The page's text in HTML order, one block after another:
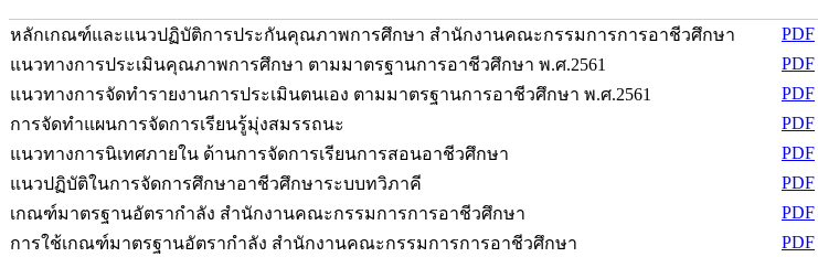
หลักเกณฑ์และแนวปฏิบัติการประกันคุณภาพการศึกษา สำนักงานคณะกรรมการการอาชีวศึกษา PDF
แนวทางการประเมินคุณภาพการศึกษา ตามมาตรฐานการอาชีวศึกษา พ.ศ.2561
PDF
แนวทางการจัดทำรายงานการประเมินตนเอง ตามมาตรฐานการอาชีวศึกษา พ.ศ.2561
PDF
การจัดทำแผนการจัดการเรียนรู้มุ่งสมรรถนะ
PDF
แนวทางการนิเทศภายใน ด้านการจัดการเรียนการสอนอาชีวศึกษา
PDF
แนวปฏิบัติในการจัดการศึกษาอาชีวศึกษาระบบทวิภาคี
PDF
เกณฑ์มาตรฐานอัตรากำลัง สำนักงานคณะกรรมการการอาชีวศึกษา
PDF
การใช้เกณฑ์มาตรฐานอัตรากำลัง สำนักงานคณะกรรมการการอาชีวศึกษา
PDF